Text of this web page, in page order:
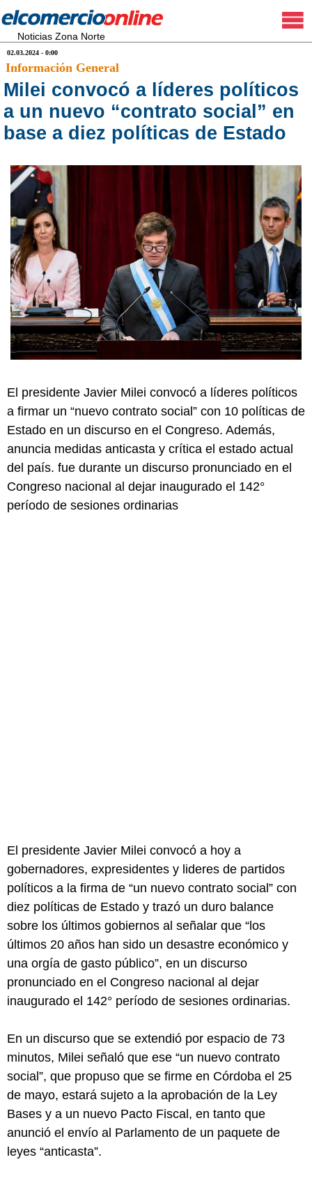
Noticias Zona Norte
02.03.2024 - 0:00
Información General
Milei convocó a líderes políticos
a un nuevo “contrato social” en
base a diez políticas de Estado
El presidente Javier Milei convocó a líderes políticos
a firmar un “nuevo contrato social” con 10 políticas de
Estado en un discurso en el Congreso. Además,
anuncia medidas anticasta y crítica el estado actual
del país. fue durante un discurso pronunciado en el
Congreso nacional al dejar inaugurado el 142°
período de sesiones ordinarias
El presidente Javier Milei convocó a hoy a
gobernadores, expresidentes y lideres de partidos
políticos a la firma de “un nuevo contrato social” con
diez políticas de Estado y trazó un duro balance
sobre los últimos gobiernos al señalar que “los
últimos 20 años han sido un desastre económico y
una orgía de gasto público”, en un discurso
pronunciado en el Congreso nacional al dejar
inaugurado el 142° período de sesiones ordinarias.
En un discurso que se extendió por espacio de 73
minutos, Milei señaló que ese “un nuevo contrato
social”, que propuso que se firme en Córdoba el 25
de mayo, estará sujeto a la aprobación de la Ley
Bases y a un nuevo Pacto Fiscal, en tanto que
anunció el envío al Parlamento de un paquete de
leyes “anticasta”.